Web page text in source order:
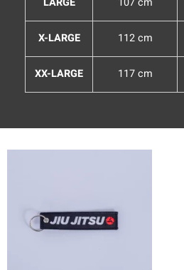
X-LARGE 112 cm
XX-LARGE 117 cm